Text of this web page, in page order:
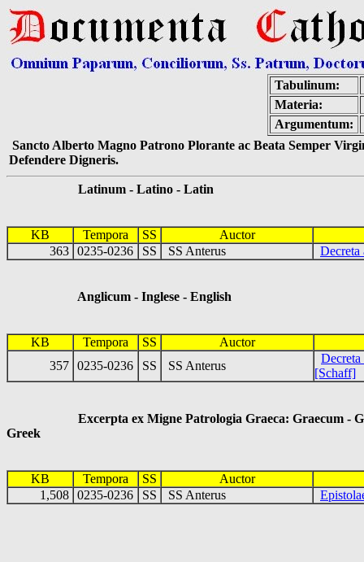
Tabulinum:
Materia:
Argumentum:
Sancto Alberto Magno Patrono Plorante ac Beata Semper
Defendere Digneris.
Latinum - Latino - Latin
KB Tempora SS
Auctor
363 0235-0236 SS SS Anterus Decreta
Anglicum - Inglese - English
KB Tempora SS
Auctor
357 0235-0236 SS SS Anterus
Decreta
[Schaff]
Excerpta ex Migne Patrologia Graeca: Graecum -
Greek
KB Tempora SS
Auctor
1,508 0235-0236 SS SS Anterus